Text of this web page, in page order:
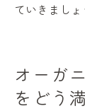
ていきましょ
オーガ
をどう